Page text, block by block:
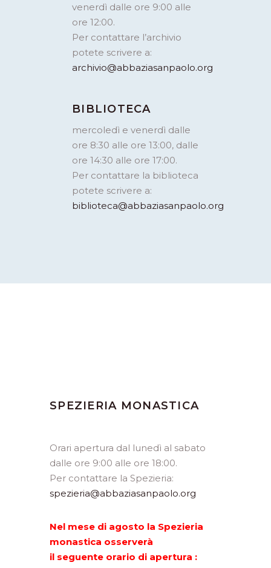
venerdì dalle ore 9:00 alle
ore 12:00.
Per contattare l’archivio
potete scrivere a:
archivio@abbaziasanpaolo.org
BIBLIOTECA
mercoledì e venerdì dalle
ore 8:30 alle ore 13:00, dalle
ore 14:30 alle ore 17:00.
Per contattare la biblioteca
potete scrivere a:
biblioteca@abbaziasanpaolo.org
SPEZIERIA MONASTICA
Orari apertura dal lunedì al sabato
dalle ore 9:00 alle ore 18:00.
Per contattare la Spezieria:
spezieria@abbaziasanpaolo.org
Nel mese di agosto la Spezieria
monastica osserverà
il seguente orario di apertura :